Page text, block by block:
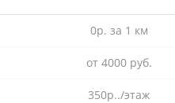
0р. за 1 км
от 4000 руб.
350р../этаж